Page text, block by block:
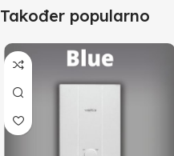
Također popularno